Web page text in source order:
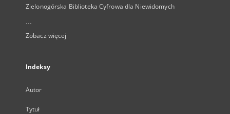
Zielonogórska Biblioteka Cyfrowa dla Niewidomych
...
Zobacz więcej
Indeksy
Autor
Tytuł